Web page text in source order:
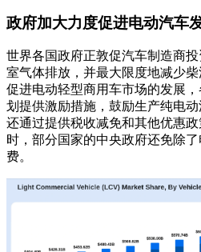
政府加大力度促进电动汽车
世界各国政府正敦促汽车制造商
室气体排放，并最大限度地减少
促进电动轻型商用车市场的发展
划提供激励措施，鼓励生产纯电
还通过提供税收减免和其他优惠
时，部分国家的中央政府还免除
费。